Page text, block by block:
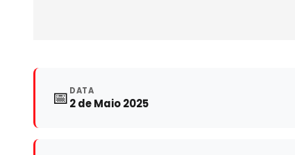
📅 DATA
2 de Maio 2025